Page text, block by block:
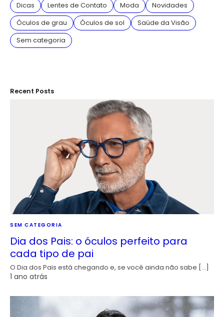
Dicas Lentes de Contato Moda
Novidades
Óculos de grau
Óculos de sol
Saúde da Visão
Sem categoria
Recent Posts
SEM CATEGORIA
Dia dos Pais: o óculos perfeito para
cada tipo de pai
O Dia dos Pais está chegando e, se você ainda não sabe […]
1 ano atrás